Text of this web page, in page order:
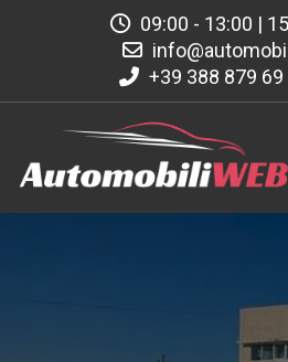
09:00 - 13:00 |
+39 388 879 69